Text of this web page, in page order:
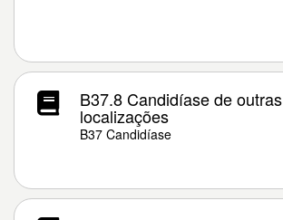
B37.8 Candidíase de outras
localizações
B37 Candidíase